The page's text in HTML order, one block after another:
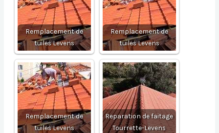
Remplacement de
tuiles Levens
Remplacement de
tuiles Levens
Remplacement de
tuiles Levens
Reparation de faitage
Tourrette-Levens